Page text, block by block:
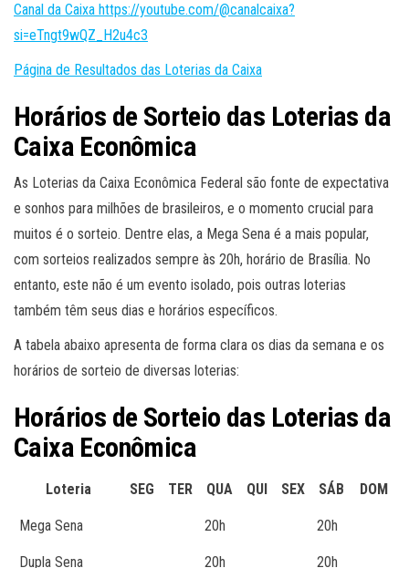
Canal da Caixa https://youtube.com/@canalcaixa?
si=eTngt9wQZ_H2u4c3
Página de Resultados das Loterias da Caixa
Horários de Sorteio das Loterias da
Caixa Econômica
As Loterias da Caixa Econômica Federal são fonte de expectativa
e sonhos para milhões de brasileiros, e o momento crucial para
muitos é o sorteio. Dentre elas, a Mega Sena é a mais popular,
com sorteios realizados sempre às 20h, horário de Brasília. No
entanto, este não é um evento isolado, pois outras loterias
também têm seus dias e horários específicos.
A tabela abaixo apresenta de forma clara os dias da semana e os
horários de sorteio de diversas loterias:
Horários de Sorteio das Loterias da
Caixa Econômica
Loteria SEG TER QUA QUI SEX SÁB DOM
Mega Sena 20h 20h
Dupla Sena 20h 20h